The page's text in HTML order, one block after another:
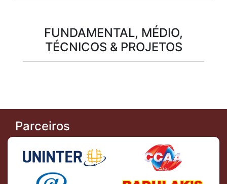
FUNDAMENTAL, MÉDIO,
TÉCNICOS & PROJETOS
Parceiros